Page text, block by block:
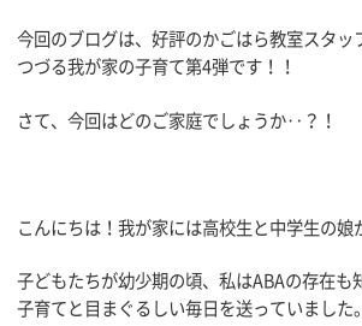
今回のブログは、好評のかごはら教室スタッ
つづる我が家の子育て第4弾です！！
さて、今回はどのご家庭でしょうか‥？！
こんにちは！我が家には高校生と中学生の娘
子どもたちが幼少期の頃、私はABAの存在も
子育てと目まぐるしい毎日を送っていました。